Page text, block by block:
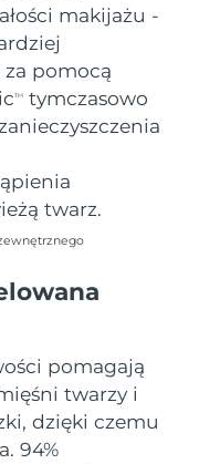
makijażu -
za pomocą
TM
tymczasowo
twarz.
pomagają
twarzy i
dzięki czemu
94%
czas dostawy
czas dostawy
9/8/26
czas dostawy
czas dostawy
czas dostawy
9/8/26
czas dostawy